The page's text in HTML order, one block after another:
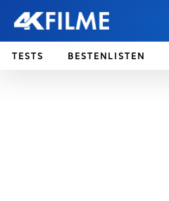
TESTS BESTENLISTEN